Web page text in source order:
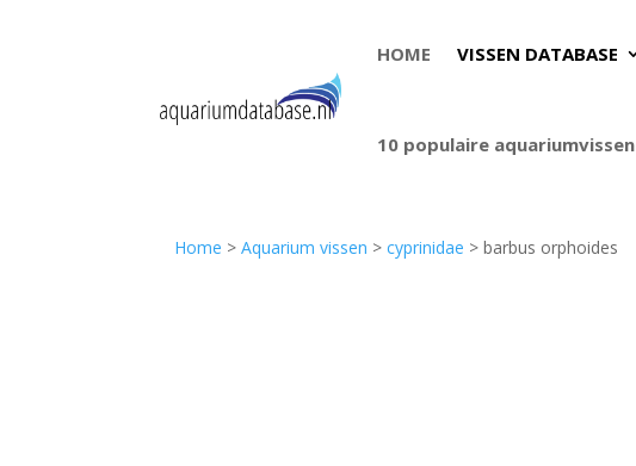
HOME VISSEN DATABASE
10 populaire aquariumvissen
Home >Aquarium vissen >cyprinidae > barbus orphoides